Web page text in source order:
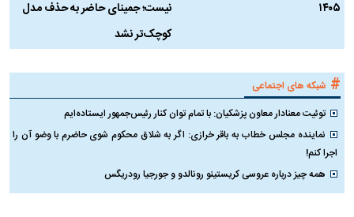
۱۴۰۵
نیست؛ جمینای حاضر به حذف مدل
کوچک‌تر نشد
# شبکه های اجتماعی
توئیت معنادار معاون پزشکیان: با تمام توان کنار رئیس‌جمهور ایستاده‌ایم
نماینده مجلس خطاب به باقر خرازی: اگر به شلاق محکوم شوی حاضرم با وضو آن را
اجرا کنم!
همه چیز درباره عروسی کریستینو رونالدو و جورجیا رودریگس